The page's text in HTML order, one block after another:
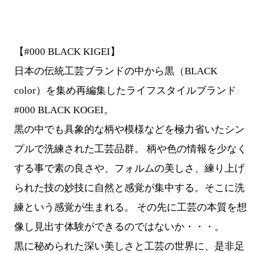
【#000 BLACK KIGEI】
日本の伝統工芸ブランドの中から黒（BLACK
color）を集め再編集したライフスタイルブランド
#000 BLACK KOGEI。
黒の中でも具象的な柄や模様などを極力省いたシン
プルで洗練された工芸品群。 柄や色の情報を少なく
する事で素の良さや、フォルムの美しさ、練り上げ
られた技の妙技に自然と感覚が集中する。そこに洗
練という感覚が生まれる。 その先に工芸の本質を想
像し見出す体験ができるのではないか・・・。
黒に秘められた深い美しさと工芸の世界に、是非足